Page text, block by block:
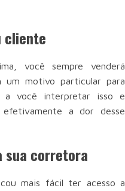
cliente
você sempre venderá
um motivo particular para
a você interpretar isso e
efetivamente a dor desse
sua corretora
mais fácil ter acesso a